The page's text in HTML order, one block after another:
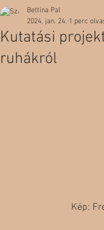
Kutatási
ruhákról
Bettina Pal
2024. jan. 24. 1 perc
Kép: